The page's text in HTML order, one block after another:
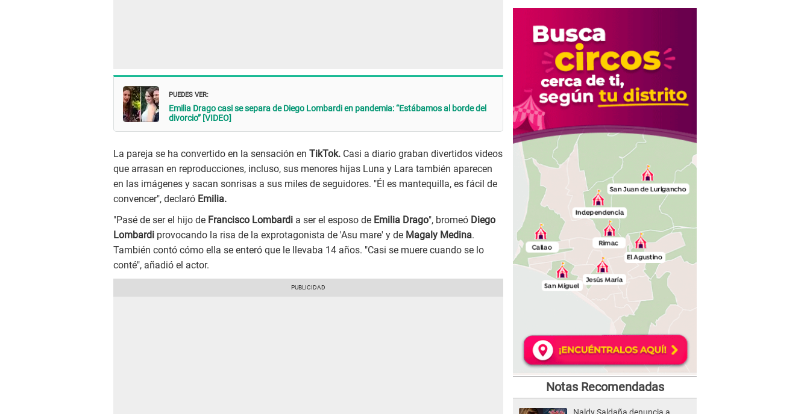
PUEDES VER:
Emilia Drago casi se separa de Diego Lombardi en pandemia: “Estábamos al borde del
divorcio” [VIDEO]
La pareja se ha convertido en la sensación en TikTok. Casi a diario graban divertidos videos
que arrasan en reproducciones, incluso, sus menores hijas Luna y Lara también aparecen
en las imágenes y sacan sonrisas a sus miles de seguidores. "Él es mantequilla, es fácil de
convencer", declaró Emilia.
"Pasé de ser el hijo de Francisco Lombardi a ser el esposo de Emilia Drago", bromeó Diego
Lombardi provocando la risa de la exprotagonista de 'Asu mare' y de Magaly Medina.
También contó cómo ella se enteró que le llevaba 14 años. "Casi se muere cuando se lo
conté", añadió el actor.
Notas Recomendadas